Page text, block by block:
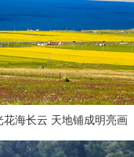
花海长云 天地铺成明亮画